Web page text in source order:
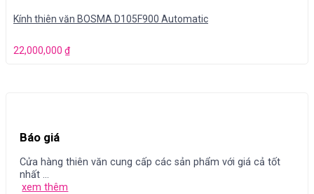
Kính thiên văn BOSMA D105F900 Automatic
22,000,000 ₫
Báo giá
Cửa hàng thiên văn cung cấp các sản phẩm với giá cả tốt
nhất ...
xem thêm